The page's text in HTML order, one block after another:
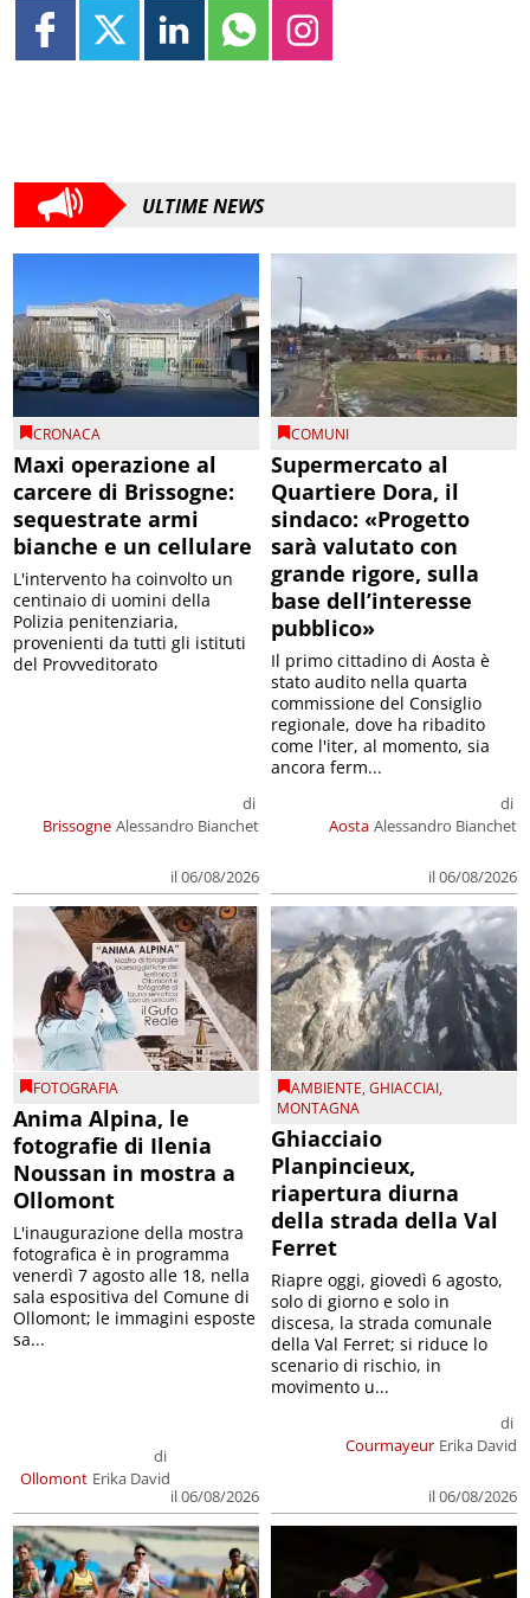
ULTIME NEWS
CRONACA
Maxi operazione al
carcere di Brissogne:
sequestrate armi
bianche e un cellulare
Brissogne
di
Alessandro Bianchet
il 06/08/2026
L'intervento ha coinvolto un
centinaio di uomini della
Polizia penitenziaria,
provenienti da tutti gli istituti
del Provveditorato
COMUNI
Supermercato al
Quartiere Dora, il
sindaco: «Progetto
sarà valutato con
grande rigore, sulla
base dell’interesse
pubblico»
Aosta
di
Alessandro Bianchet
il 06/08/2026
Il primo cittadino di Aosta è
stato audito nella quarta
commissione del Consiglio
regionale, dove ha ribadito
come l'iter, al momento, sia
ancora ferm...
FOTOGRAFIA
Anima Alpina, le
fotografie di Ilenia
Noussan in mostra a
Ollomont
Ollomont
di
Erika David
il 06/08/2026
L'inaugurazione della mostra
fotografica è in programma
venerdì 7 agosto alle 18, nella
sala espositiva del Comune di
Ollomont; le immagini esposte
sa...
AMBIENTE,GHIACCIAI,
MONTAGNA
Ghiacciaio
Planpincieux,
riapertura diurna
della strada della Val
Ferret
Courmayeur
di
Erika David
il 06/08/2026
Riapre oggi, giovedì 6 agosto,
solo di giorno e solo in
discesa, la strada comunale
della Val Ferret; si riduce lo
scenario di rischio, in
movimento u...